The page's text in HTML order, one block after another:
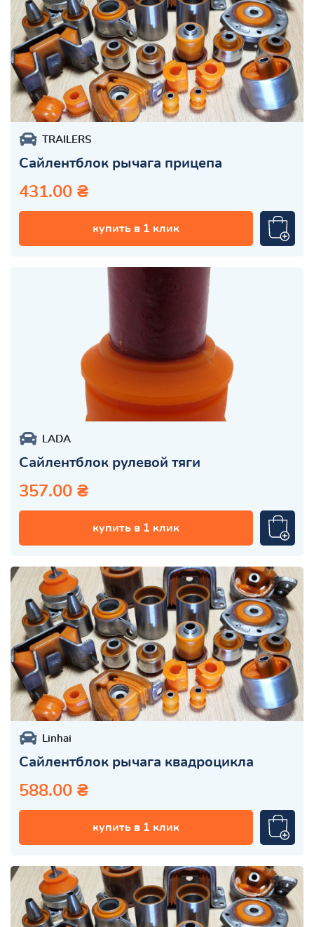
TRAILERS
Сайлентблок рычага прицепа
431.00 ₴
купить в 1 клик
LADA
Сайлентблок рулевой тяги
357.00 ₴
купить в 1 клик
Linhai
Сайлентблок рычага квадроцикла
588.00 ₴
купить в 1 клик